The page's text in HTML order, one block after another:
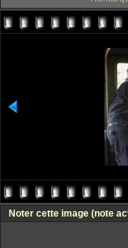
Noter cette image (note